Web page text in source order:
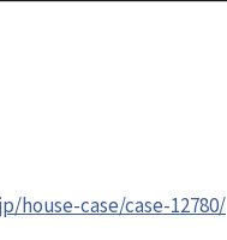
house-case/case-12780/